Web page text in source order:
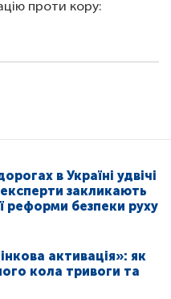
проти кору:
в Україні удвічі
закликають
реформи безпеки руху
активація»: як
кола тривоги та